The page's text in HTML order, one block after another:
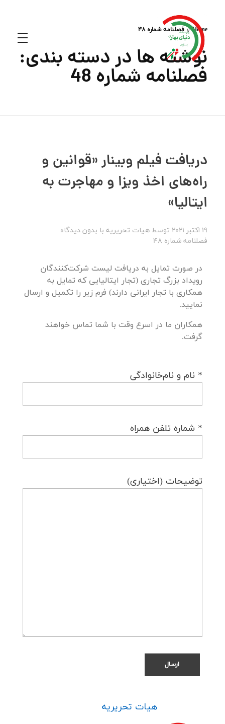
Home فصلنامه شماره 48
نوشته ها در دسته بندی:
فصلنامه شماره 48
دریافت فیلم وبینار «قوانین و
راه‌های اخذ ویزا و مهاجرت به
ایتالیا»
19 اکتبر 2021 توسط هیات تحریریه با بدون دیدگاه
فصلنامه شماره 48
در صورت تمایل به دریافت لیست شرکت‌کنندگان
رویداد بزرگ تجاری (تجار ایتالیایی که تمایل به
همکاری با تجار ایرانی دارند) فرم زیر را تکمیل و ارسال
نمایید.
همکاران ما در اسرع وقت با شما تماس خواهند
گرفت.
* نام و نام‌خانوادگی
* شماره تلفن همراه
توضیحات (اختیاری)
هیات تحریریه